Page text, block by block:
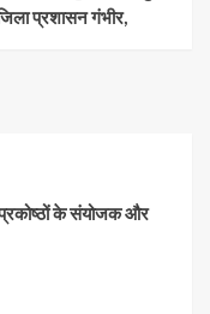
प्रशासन गंभीर,
प्रकोष्ठों के संयोजक और